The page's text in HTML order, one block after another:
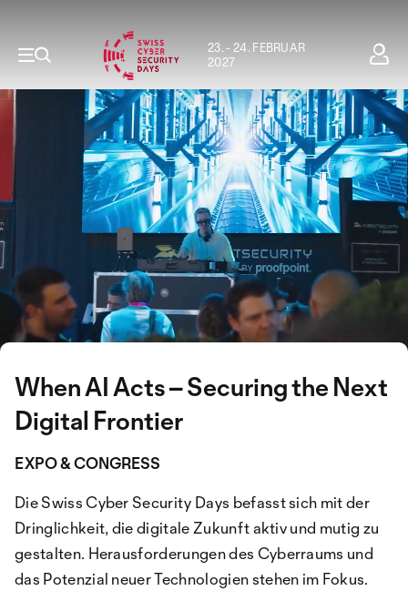
23. - 24. FEBRUAR
2027
When AI Acts – Securing the Next
Digital Frontier
EXPO & CONGRESS
Die Swiss Cyber Security Days befasst sich mit der
Dringlichkeit, die digitale Zukunft aktiv und mutig zu
gestalten. Herausforderungen des Cyberraums und
das Potenzial neuer Technologien stehen im Fokus.